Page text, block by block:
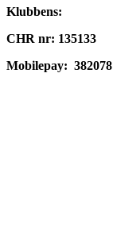
Klubbens:
CHR nr: 135133
Mobilepay: 382078